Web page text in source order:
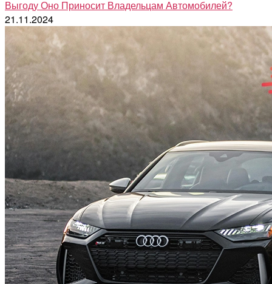
Выгоду Оно Приносит Владельцам Автомобилей?
21.11.2024